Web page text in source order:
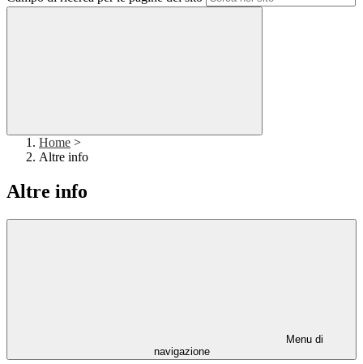
Home >
Altre info
Altre info
Menu di
navigazione